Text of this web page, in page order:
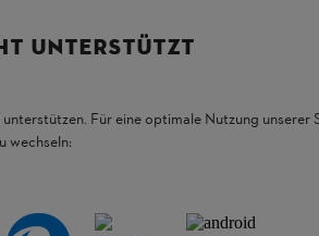
UNTERSTÜTZT
Für eine optimale Nutzung unserer
wechseln: